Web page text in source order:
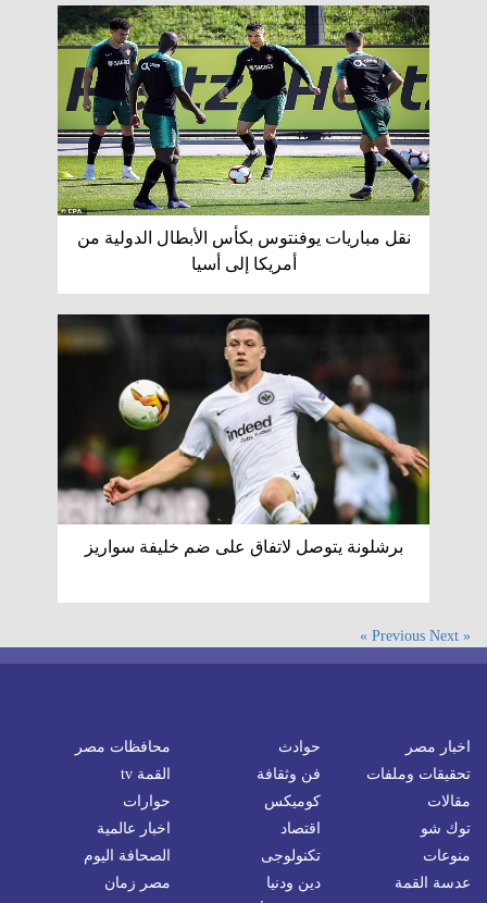
نقل مباريات يوفنتوس بكأس الأبطال الدولية من
أمريكا إلى أسيا
برشلونة يتوصل لاتفاق على ضم خليفة سواريز
« Previous
Next »
اخبار مصر حوادث
محافظات مصر
تحقيقات وملفات
فن وثقافة
القمة tv
مقالات
كوميكس
حوارات
توك شو
اقتصاد
اخبار عالمية
منوعات
تكنولوجى
الصحافة اليوم
عدسة القمة
دين ودنيا
مصر زمان